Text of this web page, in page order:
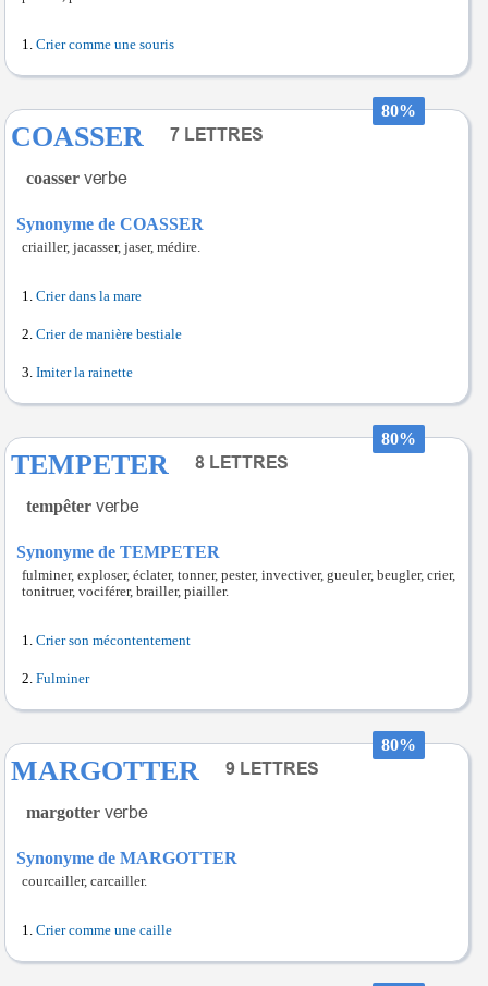
Crier comme une souris
80%
COASSER
coasser
Synonyme de COASSER
criailler, jacasser, jaser, médire.
Crier dans la mare
Crier de manière bestiale
Imiter la rainette
80%
TEMPETER
tempêter
Synonyme de TEMPETER
fulminer, exploser, éclater, tonner, pester, invectiver, gueuler, beugler, crier,
tonitruer, vociférer, brailler, piailler.
Crier son mécontentement
Fulminer
80%
MARGOTTER
margotter
Synonyme de MARGOTTER
courcailler, carcailler.
Crier comme une caille